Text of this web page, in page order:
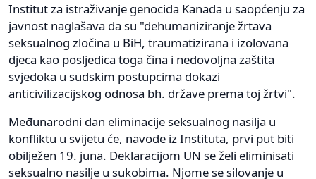
Institut za istraživanje genocida Kanada u saopćenju za
javnost naglašava da su "dehumaniziranje žrtava
seksualnog zločina u BiH, traumatizirana i izolovana
djeca kao posljedica toga čina i nedovoljna zaštita
svjedoka u sudskim postupcima dokazi
anticivilizacijskog odnosa bh. države prema toj žrtvi".
Međunarodni dan eliminacije seksualnog nasilja u
konfliktu u svijetu će, navode iz Instituta, prvi put biti
obilježen 19. juna. Deklaracijom UN se želi eliminisati
seksualno nasilje u sukobima. Njome se silovanje u